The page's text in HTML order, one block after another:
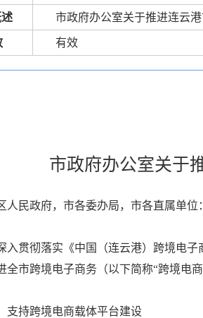
市政府办公室关于推进连云
有效
市政府办公室关于
人民政府，市各委办局，市各直属单位：
入贯彻落实《中国（连云港）跨境电
全市跨境电子商务（以下简称“跨境电
支持跨境电商载体平台建设